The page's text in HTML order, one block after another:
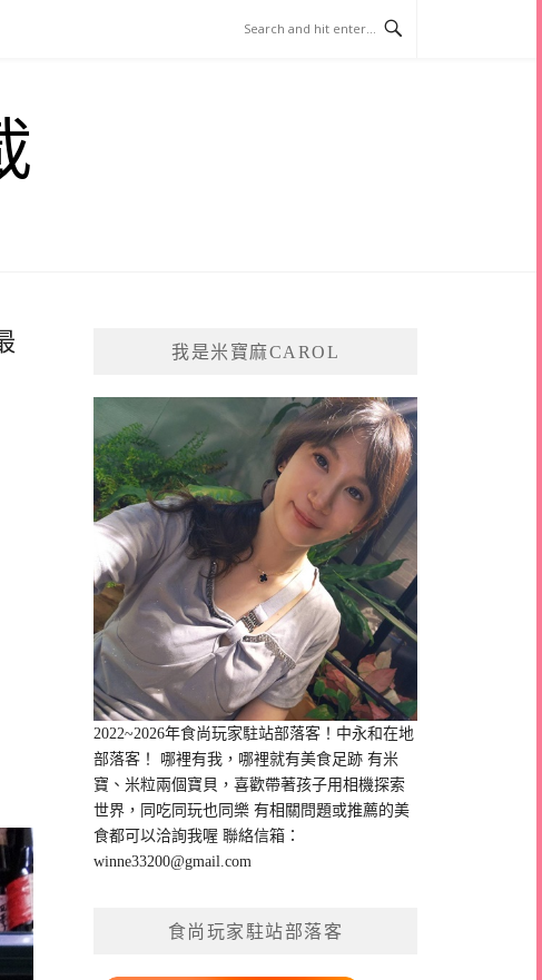
我是米寶麻CAROL
2022~2026年食尚玩家駐站部落客！中永和在地
部落客！ 哪裡有我，哪裡就有美食足跡 有米
寶、米粒兩個寶貝，喜歡帶著孩子用相機探索
世界，同吃同玩也同樂 有相關問題或推薦的美
食都可以洽詢我喔 聯絡信箱：
winne33200@gmail.com
食尚玩家駐站部落客